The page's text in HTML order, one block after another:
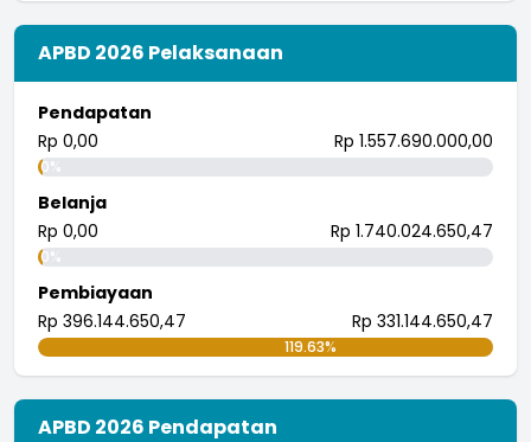
...selengkapnya
I wayan randana
26 Juli 2018 08:21:57
tingkatkan.
...selengkapnya
i wayan pujana eka putra
25 Juli 2018 09:30:04
APBD 2026 Pelaksanaan
Pendapatan
Rp 0,00
Rp 1.557.690.000,00
0%
Belanja
Rp 0,00
Rp 1.740.024.650,47
0%
Pembiayaan
Rp 396.144.650,47
Rp 331.144.650,47
119.63%
APBD 2026 Pendapatan